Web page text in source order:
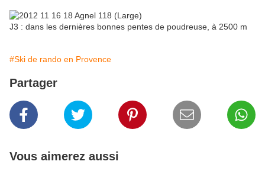
J3 : dans les dernières bonnes pentes de poudreuse, à 2500 m
#Ski de rando en Provence
Partager
Vous aimerez aussi